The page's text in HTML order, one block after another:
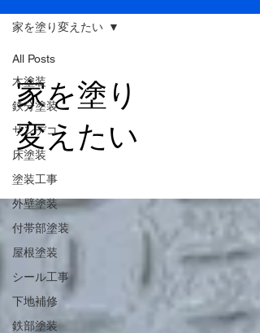
All Posts
木塗装
鉄分塗装
サンデコ
床塗装
塗装工事
外壁塗装
付帯部塗装
屋根塗装
シール工事
下地補修
鉄部塗装
家を塗り変えたい
家を塗り
変えたい